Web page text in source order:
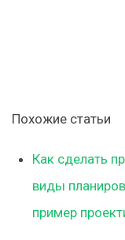
Похожие статьи
Как сделать
виды
пример